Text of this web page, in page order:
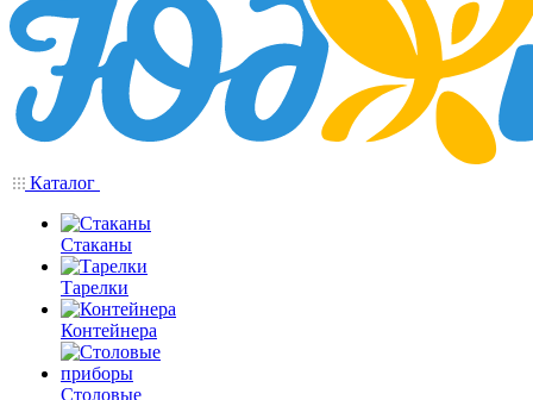
Каталог
Стаканы
Тарелки
Контейнера
Столовые